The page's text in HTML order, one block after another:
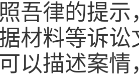
吾律的提
材料等诉
以描述案